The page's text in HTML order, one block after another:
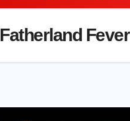
Fatherland Fever